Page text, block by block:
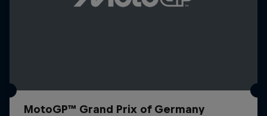
MotoGP™ Grand Prix of Germany